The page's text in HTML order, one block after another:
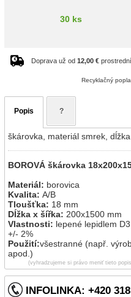
INFOLINKA: +420
30 ks
Doprava už od 12,00 €
Recyklačný
Popis ?
škárovka, materiál smrek,
BOROVÁ škárovka
Materiál: borovica
Kvalita: A/B
Tloušťka: 18 mm
Dĺžka x šířka: 200x1500 mm
Vlastnosti: lepené lepidlem
+/- 2%
Použití:všestranné (např.
apod.)
(vyhradzujeme si právo meniť tieto